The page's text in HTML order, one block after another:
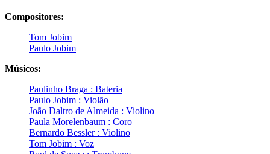
Compositores:
Tom Jobim
Paulo Jobim
Músicos:
Paulinho Braga : Bateria
Paulo Jobim : Violão
João Daltro de Almeida : Violino
Paula Morelenbaum : Coro
Bernardo Bessler : Violino
Tom Jobim : Voz